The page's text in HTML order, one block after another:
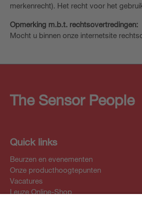
merkenrecht). Het recht voor het
Opmerking m.b.t. rechtsovertredingen:
Mocht u binnen onze internetsite
The Sensor People
Quick links
Beurzen en evenementen
Onze producthoogtepunten
Vacatures
Leuze Online-Shop